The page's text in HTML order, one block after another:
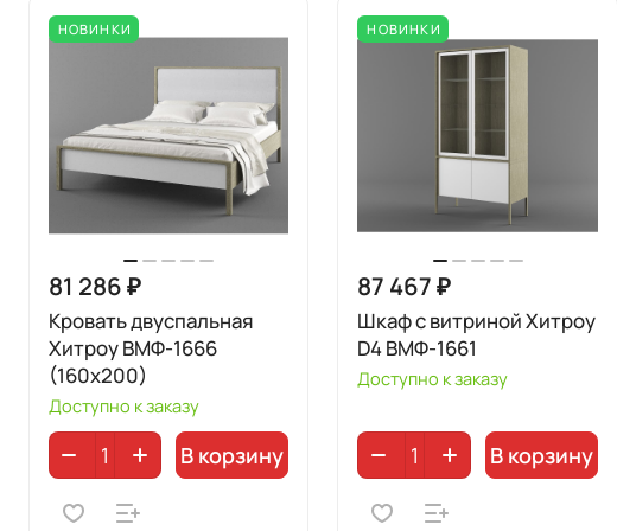
НОВИНКИ
81 286 ₽
Кровать двуспальная
Хитроу ВМФ-1666
(160x200)
Доступно к заказу
В корзину
НОВИНКИ
87 467 ₽
Шкаф с витриной Хитроу
D4 ВМФ-1661
Доступно к заказу
В корзину